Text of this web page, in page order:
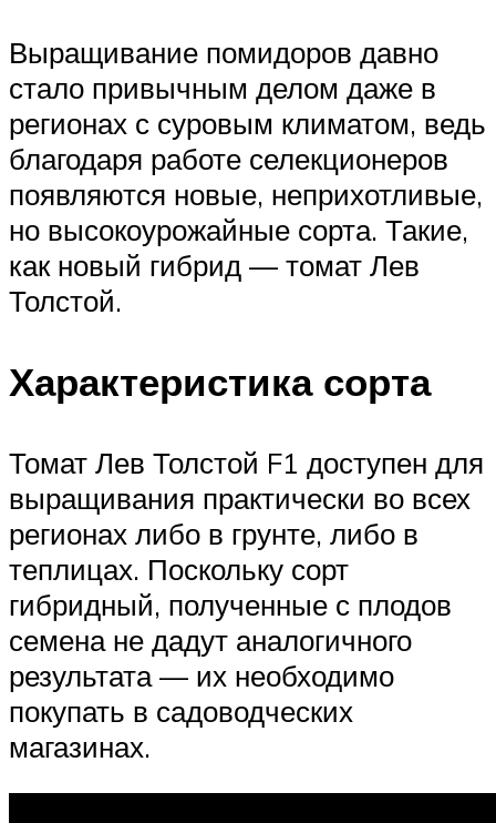
Выращивание помидоров давно
стало привычным делом даже в
регионах с суровым климатом, ведь
благодаря работе селекционеров
появляются новые, неприхотливые,
но высокоурожайные сорта. Такие,
как новый гибрид — томат Лев
Толстой.
Характеристика сорта
Томат Лев Толстой F1 доступен для
выращивания практически во всех
регионах либо в грунте, либо в
теплицах. Поскольку сорт
гибридный, полученные с плодов
семена не дадут аналогичного
результата — их необходимо
покупать в садоводческих
магазинах.